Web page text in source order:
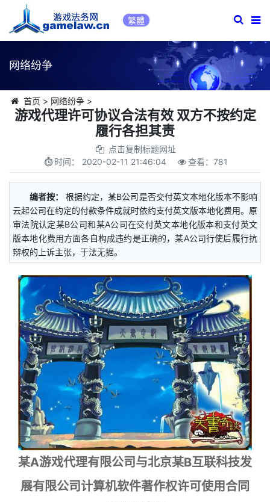
繁體
网络纷争
首页 > 网络纷争>
游戏代理许可协议合法有效 双方不按约定
履行各担其责
点击复制标题网址
时间： 2020-02-11 21:46:04 查看： 781
编者按：
根据约定，某B公司是否交付英文本地化版本不影响
云起公司在约定的付款条件成就时依约支付英文版本地化费用。原
审法院认定某B公司和某A公司在交付英文本地化版本和支付英文
版本地化费用方面各自构成违约是正确的，某A公司行使后履行抗
辩权的上诉主张，于法无据。
某A游戏代理有限公司与北京某B互联科技发
展有限公司计算机软件著作权许可使用合同